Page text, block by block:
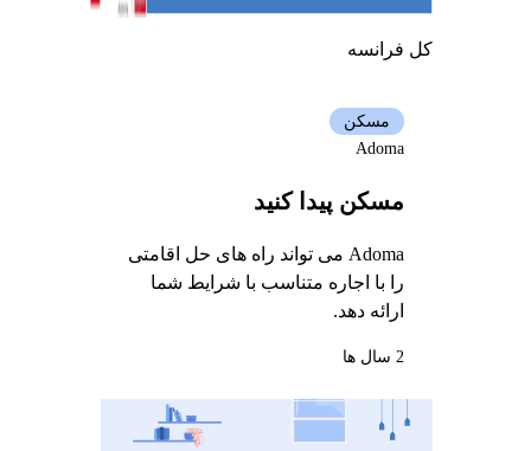
کل فرانسه
مسکن پیدا کنید
Adoma می تواند راه های حل اقامتی
را با اجاره متناسب با شرایط شما
ارائه دهد.
مسکن
Adoma
2 سال ها